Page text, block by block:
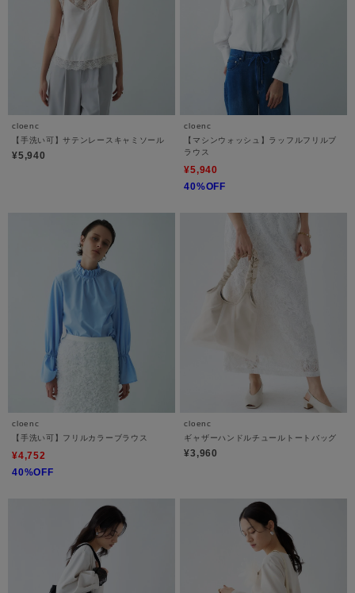
cloenc
【手洗い可】サテンレースキャミソール
¥5,940
cloenc
【マシンウォッシュ】ラッフルフリルブ
ラウス
¥5,940
40%OFF
cloenc
【手洗い可】フリルカラーブラウス
¥4,752
40%OFF
cloenc
ギャザーハンドルチュールトートバッグ
¥3,960